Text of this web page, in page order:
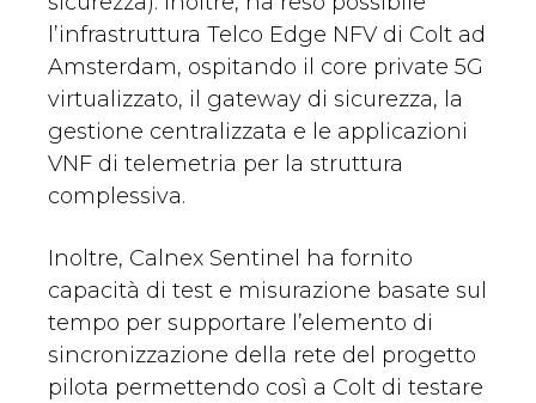
l’infrastruttura Telco Edge NFV di Colt ad
Amsterdam, ospitando il core private 5G
virtualizzato, il gateway di sicurezza, la
gestione centralizzata e le applicazioni
VNF di telemetria per la struttura
complessiva.
Inoltre, Calnex Sentinel ha fornito
capacità di test e misurazione basate sul
tempo per supportare l’elemento di
sincronizzazione della rete del progetto
pilota permettendo così a Colt di testare